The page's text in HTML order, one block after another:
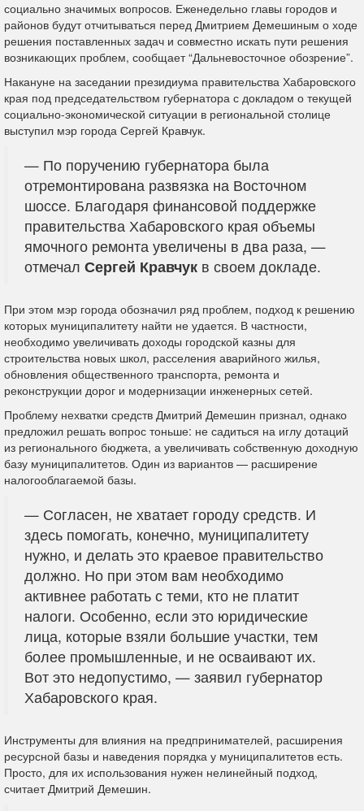
социально значимых вопросов. Еженедельно главы городов и
районов будут отчитываться перед Дмитрием Демешиным о ходе
решения поставленных задач и совместно искать пути решения
возникающих проблем, сообщает “Дальневосточное обозрение”.
Накануне на заседании президиума правительства Хабаровского
края под председательством губернатора с докладом о текущей
социально-экономической ситуации в региональной столице
выступил мэр города Сергей Кравчук.
— По поручению губернатора была
отремонтирована развязка на Восточном
шоссе. Благодаря финансовой поддержке
правительства Хабаровского края объемы
ямочного ремонта увеличены в два раза, —
отмечал Сергей Кравчук в своем докладе.
При этом мэр города обозначил ряд проблем, подход к решению
которых муниципалитету найти не удается. В частности,
необходимо увеличивать доходы городской казны для
строительства новых школ, расселения аварийного жилья,
обновления общественного транспорта, ремонта и
реконструкции дорог и модернизации инженерных сетей.
Проблему нехватки средств Дмитрий Демешин признал, однако
предложил решать вопрос тоньше: не садиться на иглу дотаций
из регионального бюджета, а увеличивать собственную доходную
базу муниципалитетов. Один из вариантов — расширение
налогооблагаемой базы.
— Согласен, не хватает городу средств. И
здесь помогать, конечно, муниципалитету
нужно, и делать это краевое правительство
должно. Но при этом вам необходимо
активнее работать с теми, кто не платит
налоги. Особенно, если это юридические
лица, которые взяли большие участки, тем
более промышленные, и не осваивают их.
Вот это недопустимо, — заявил губернатор
Хабаровского края.
Инструменты для влияния на предпринимателей, расширения
ресурсной базы и наведения порядка у муниципалитетов есть.
Просто, для их использования нужен нелинейный подход,
считает Дмитрий Демешин.